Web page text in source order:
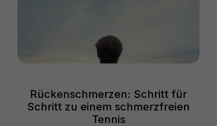
Rückenschmerzen: Schritt für
Schritt zu einem schmerzfreien
Tennis